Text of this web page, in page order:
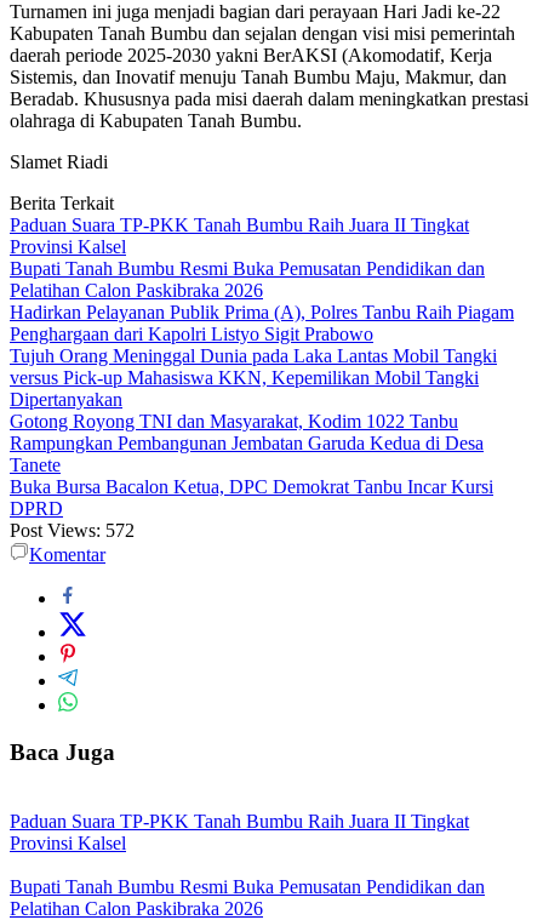
Turnamen ini juga menjadi bagian dari perayaan Hari Jadi ke-22
Kabupaten Tanah Bumbu dan sejalan dengan visi misi pemerintah
daerah periode 2025-2030 yakni BerAKSI (Akomodatif, Kerja
Sistemis, dan Inovatif menuju Tanah Bumbu Maju, Makmur, dan
Beradab. Khususnya pada misi daerah dalam meningkatkan prestasi
olahraga di Kabupaten Tanah Bumbu.
Slamet Riadi
Berita Terkait
Paduan Suara TP-PKK Tanah Bumbu Raih Juara II Tingkat
Provinsi Kalsel
Bupati Tanah Bumbu Resmi Buka Pemusatan Pendidikan dan
Pelatihan Calon Paskibraka 2026
Hadirkan Pelayanan Publik Prima (A), Polres Tanbu Raih Piagam
Penghargaan dari Kapolri Listyo Sigit Prabowo
Tujuh Orang Meninggal Dunia pada Laka Lantas Mobil Tangki
versus Pick-up Mahasiswa KKN, Kepemilikan Mobil Tangki
Dipertanyakan
Gotong Royong TNI dan Masyarakat, Kodim 1022 Tanbu
Rampungkan Pembangunan Jembatan Garuda Kedua di Desa
Tanete
Buka Bursa Bacalon Ketua, DPC Demokrat Tanbu Incar Kursi
DPRD
Post Views: 572
Komentar
Baca Juga
Paduan Suara TP-PKK Tanah Bumbu Raih Juara II Tingkat
Provinsi Kalsel
Bupati Tanah Bumbu Resmi Buka Pemusatan Pendidikan dan
Pelatihan Calon Paskibraka 2026